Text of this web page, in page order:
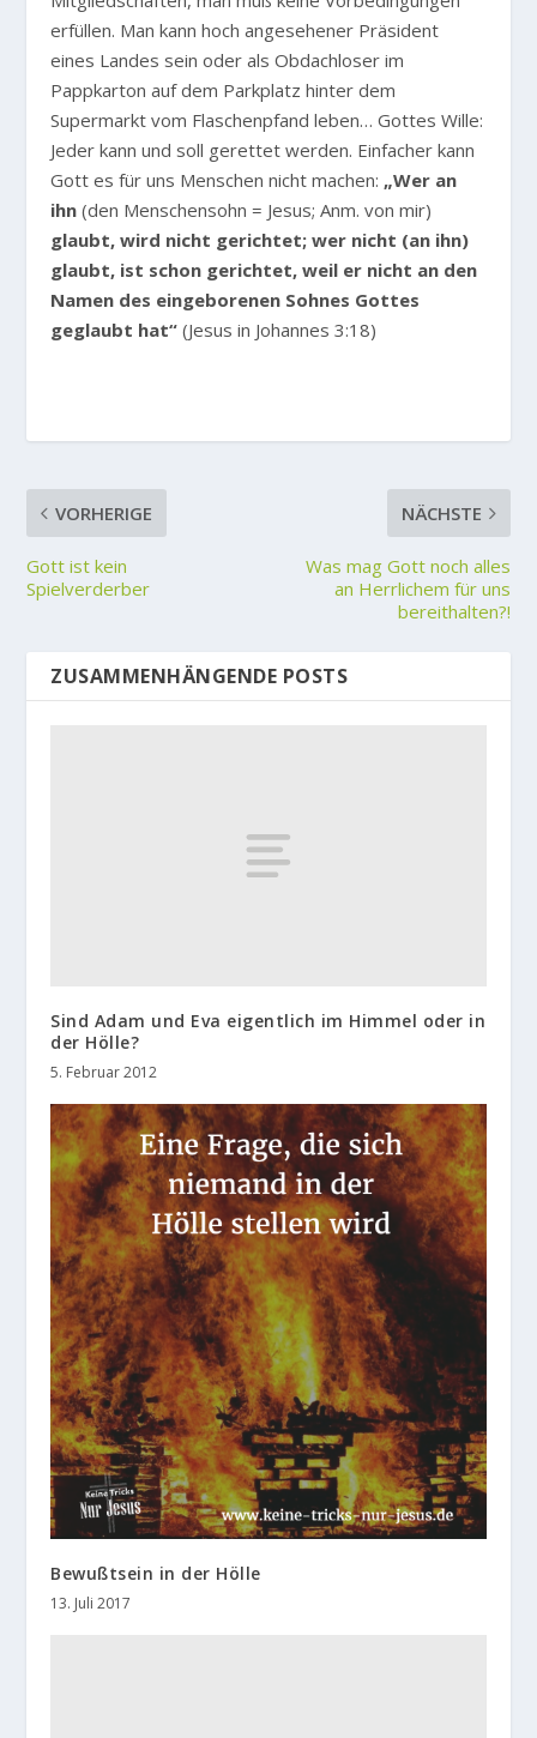
erfüllen. Man kann hoch angesehener Präsident
eines Landes sein oder als Obdachloser im
Pappkarton auf dem Parkplatz hinter dem
Supermarkt vom Flaschenpfand leben… Gottes Wille:
Jeder kann und soll gerettet werden. Einfacher kann
Gott es für uns Menschen nicht machen: „Wer an
ihn (den Menschensohn = Jesus; Anm. von mir)
glaubt, wird nicht gerichtet; wer nicht (an ihn)
glaubt, ist schon gerichtet, weil er nicht an den
Namen des eingeborenen Sohnes Gottes
geglaubt hat“ (Jesus in Johannes 3:18)
VORHERIGE
Gott ist kein
Spielverderber
NÄCHSTE
Was mag Gott noch alles
an Herrlichem für uns
bereithalten?!
ZUSAMMENHÄNGENDE POSTS
Sind Adam und Eva eigentlich im Himmel oder in
der Hölle?
5. Februar 2012
Bewußtsein in der Hölle
13. Juli 2017